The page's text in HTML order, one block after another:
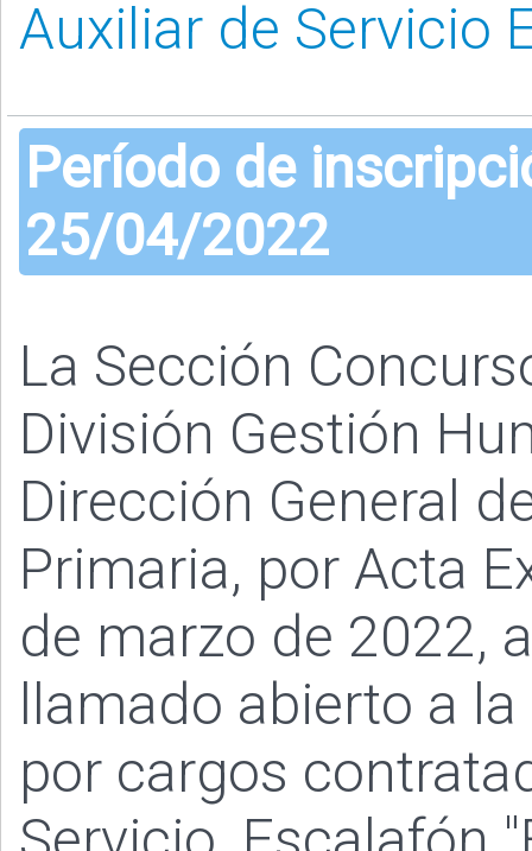
Período de
25/04/2022
La Sección
División Gestión
Dirección General
Primaria, por Acta
de marzo de 2022,
llamado abierto a
por cargos